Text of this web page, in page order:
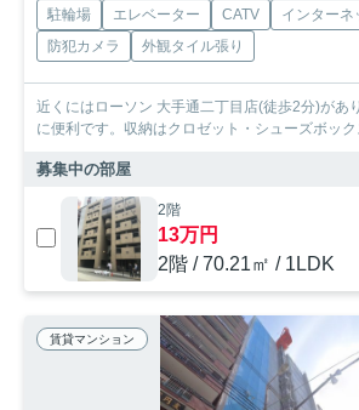
駐輪場 エレベーター CATV
インターネ
防犯カメラ
外観タイル張り
近くにはローソン 大手通二丁目店(徒歩2分)があ
に便利です。収納はクロゼット・シューズボッ
募集中の部屋
2階
13万円
2階 / 70.21㎡ / 1LDK
賃貸マンション